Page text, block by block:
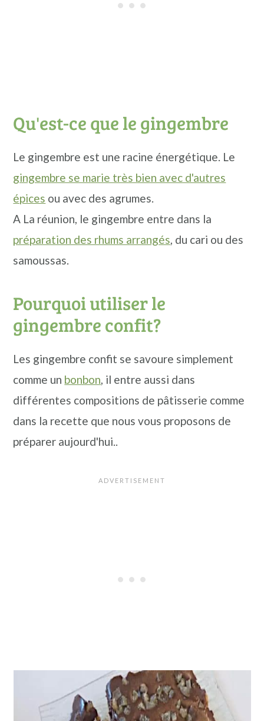
Qu'est-ce que le gingembre
Le gingembre est une racine énergétique. Le
gingembre se marie très bien avec d'autres
épices ou avec des agrumes.
A La réunion, le gingembre entre dans la
préparation des rhums arrangés, du cari ou des
samoussas.
Pourquoi utiliser le
gingembre confit?
Les gingembre confit se savoure simplement
comme un bonbon, il entre aussi dans
différentes compositions de pâtisserie comme
dans la recette que nous vous proposons de
préparer aujourd'hui..